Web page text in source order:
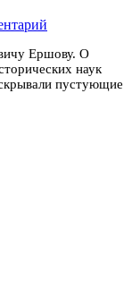
Ершову. О
наук
пустующие